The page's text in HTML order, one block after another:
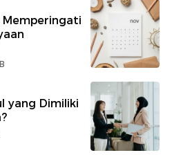
Memperingati
yang Dimiliki